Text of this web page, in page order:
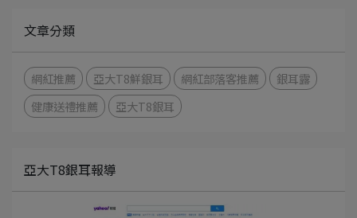
文章分類
網紅推薦 亞大T8鮮銀耳 網紅部落客推薦
銀耳露
健康送禮推薦
亞大T8銀耳
亞大T8銀耳報導